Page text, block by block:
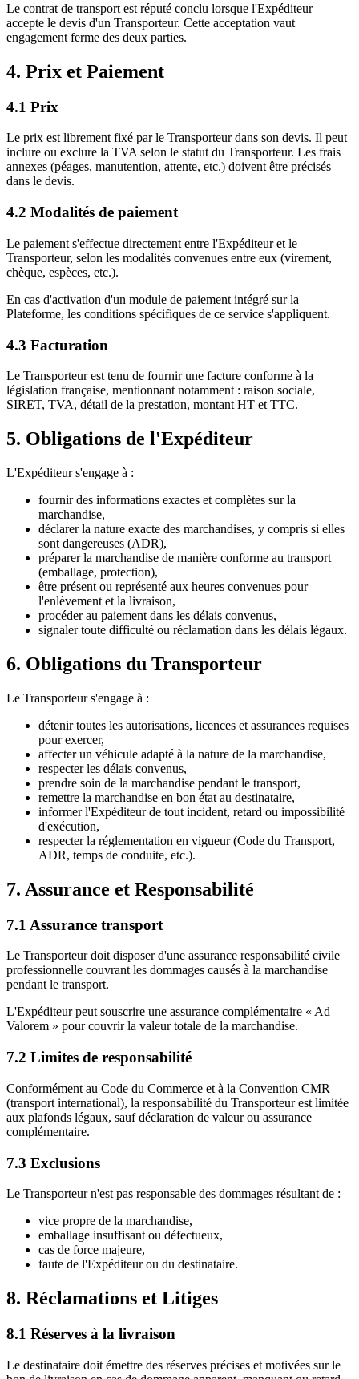
Le contrat de transport est réputé conclu lorsque l'Expéditeur
accepte le devis d'un Transporteur. Cette acceptation vaut
engagement ferme des deux parties.
4. Prix et Paiement
4.1 Prix
Le prix est librement fixé par le Transporteur dans son devis. Il peut
inclure ou exclure la TVA selon le statut du Transporteur. Les frais
annexes (péages, manutention, attente, etc.) doivent être précisés
dans le devis.
4.2 Modalités de paiement
Le paiement s'effectue directement entre l'Expéditeur et le
Transporteur, selon les modalités convenues entre eux (virement,
chèque, espèces, etc.).
En cas d'activation d'un module de paiement intégré sur la
Plateforme, les conditions spécifiques de ce service s'appliquent.
4.3 Facturation
Le Transporteur est tenu de fournir une facture conforme à la
législation française, mentionnant notamment : raison sociale,
SIRET, TVA, détail de la prestation, montant HT et TTC.
5. Obligations de l'Expéditeur
L'Expéditeur s'engage à :
fournir des informations exactes et complètes sur la
marchandise,
déclarer la nature exacte des marchandises, y compris si elles
sont dangereuses (ADR),
préparer la marchandise de manière conforme au transport
(emballage, protection),
être présent ou représenté aux heures convenues pour
l'enlèvement et la livraison,
procéder au paiement dans les délais convenus,
signaler toute difficulté ou réclamation dans les délais légaux.
6. Obligations du Transporteur
Le Transporteur s'engage à :
détenir toutes les autorisations, licences et assurances requises
pour exercer,
affecter un véhicule adapté à la nature de la marchandise,
respecter les délais convenus,
prendre soin de la marchandise pendant le transport,
remettre la marchandise en bon état au destinataire,
informer l'Expéditeur de tout incident, retard ou impossibilité
d'exécution,
respecter la réglementation en vigueur (Code du Transport,
ADR, temps de conduite, etc.).
7. Assurance et Responsabilité
7.1 Assurance transport
Le Transporteur doit disposer d'une assurance responsabilité civile
professionnelle couvrant les dommages causés à la marchandise
pendant le transport.
L'Expéditeur peut souscrire une assurance complémentaire « Ad
Valorem » pour couvrir la valeur totale de la marchandise.
7.2 Limites de responsabilité
Conformément au Code du Commerce et à la Convention CMR
(transport international), la responsabilité du Transporteur est limitée
aux plafonds légaux, sauf déclaration de valeur ou assurance
complémentaire.
7.3 Exclusions
Le Transporteur n'est pas responsable des dommages résultant de :
vice propre de la marchandise,
emballage insuffisant ou défectueux,
cas de force majeure,
faute de l'Expéditeur ou du destinataire.
8. Réclamations et Litiges
8.1 Réserves à la livraison
Le destinataire doit émettre des réserves précises et motivées sur le